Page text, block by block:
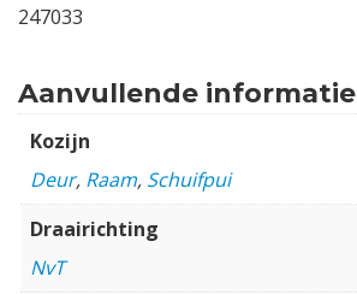
247033
Aanvullende informatie
Kozijn
Deur, Raam, Schuifpui
Draairichting
NvT